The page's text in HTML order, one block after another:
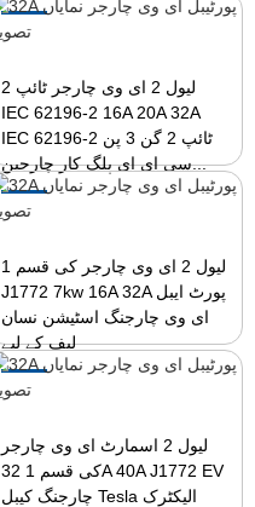
لیول 2 ای وی چارجر ٹائپ 2
IEC 62196-2 16A 20A 32A
IEC 62196-2 ٹائپ 2 گن 3 پن
سی ای ای پلگ کار چارجین...
لیول 2 ای وی چارجر کی قسم 1
J1772 7kw 16A 32A پورٹ ایبل
ای وی چارجنگ اسٹیشن نسان
لیف کے لیے
لیول 2 اسمارٹ ای وی چارجر
کی قسم 1 32A 40A J1772 EV
چارجنگ کیبل Tesla الیکٹرک